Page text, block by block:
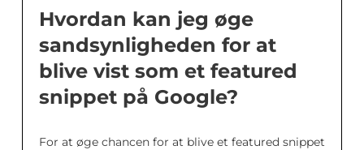
Hvordan kan jeg øge
sandsynligheden for at
blive vist som et featured
snippet på Google?
For at øge chancen for at blive et featured snippet